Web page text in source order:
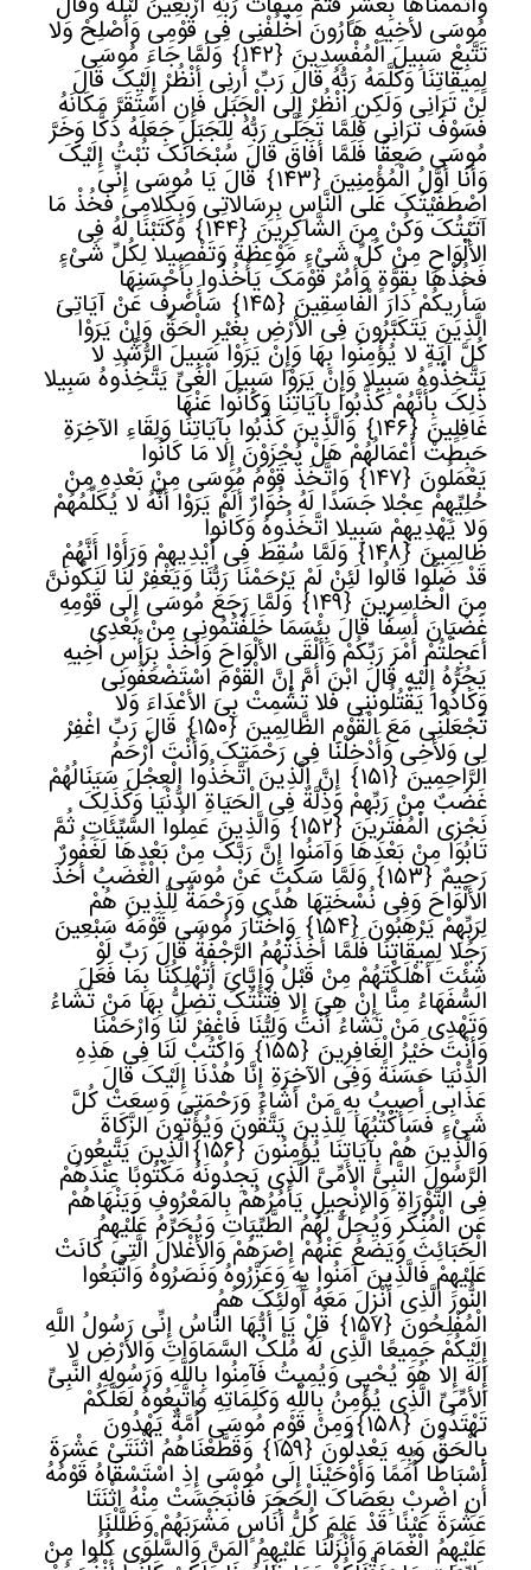
مُوسَى لأخِیهِ هَارُونَ اخْلُفْنِی فِی قَوْمِی وَأَصْلِحْ وَلا
تَتَّبِعْ سَبِیلَ الْمُفْسِدِینَ ﴿١٤٢﴾ وَلَمَّا جَاءَ مُوسَى
لِمِیقَاتِنَا وَکَلَّمَهُ رَبُّهُ قَالَ رَبِّ أَرِنِی أَنْظُرْ إِلَیْکَ قَالَ
لَنْ تَرَانِی وَلَکِنِ انْظُرْ إِلَى الْجَبَلِ فَإِنِ اسْتَقَرَّ مَکَانَهُ
فَسَوْفَ تَرَانِی فَلَمَّا تَجَلَّى رَبُّهُ لِلْجَبَلِ جَعَلَهُ دَکًّا وَخَرَّ
مُوسَى صَعِقًا فَلَمَّا أَفَاقَ قَالَ سُبْحَانَکَ تُبْتُ إِلَیْکَ
وَأَنَا أَوَّلُ الْمُؤْمِنِینَ﴿١٤٣﴾ قَالَ یَا مُوسَى إِنِّی
اصْطَفَیْتُکَ عَلَى النَّاسِ بِرِسَالاتِی وَبِکَلامِی فَخُذْ مَا
آتَیْتُکَ وَکُنْ مِنَ الشَّاکِرِینَ﴿١٤٤﴾ وَکَتَبْنَا لَهُ فِی
الألْوَاحِ مِنْ کُلِّ شَیْءٍ مَوْعِظَةً وَتَفْصِیلا لِکُلِّ شَیْءٍ
فَخُذْهَا بِقُوَّةٍ وَأْمُرْ قَوْمَکَ یَأْخُذُوا بِأَحْسَنِهَا
سَأُرِیکُمْ دَارَ الْفَاسِقِینَ ﴿١٤٥﴾ سَأَصْرِفُ عَنْ آیَاتِیَ
الَّذِینَ یَتَکَبَّرُونَ فِی الأرْضِ بِغَیْرِ الْحَقِّ وَإِنْ یَرَوْا
کُلَّ آیَةٍ لا یُؤْمِنُوا بِهَا وَإِنْ یَرَوْا سَبِیلَ الرُّشْدِ لا
یَتَّخِذُوهُ سَبِیلا وَإِنْ یَرَوْا سَبِیلَ الْغَیِّ یَتَّخِذُوهُ سَبِیلا
ذَلِکَ بِأَنَّهُمْ کَذَّبُوا بِآیَاتِنَا وَکَانُوا عَنْهَا
غَافِلِینَ ﴿١٤٦﴾ وَالَّذِینَ کَذَّبُوا بِآیَاتِنَا وَلِقَاءِ الآخِرَةِ
حَبِطَتْ أَعْمَالُهُمْ هَلْ یُجْزَوْنَ إِلا مَا کَانُوا
یَعْمَلُونَ ﴿١٤٧﴾ وَاتَّخَذَ قَوْمُ مُوسَى مِنْ بَعْدِهِ مِنْ
حُلِیِّهِمْ عِجْلا جَسَدًا لَهُ خُوَارٌ أَلَمْ یَرَوْا أَنَّهُ لا یُکَلِّمُهُمْ
وَلا یَهْدِیهِمْ سَبِیلا اتَّخَذُوهُ وَکَانُوا
ظَالِمِینَ﴿١٤٨﴾ وَلَمَّا سُقِطَ فِی أَیْدِیهِمْ وَرَأَوْا أَنَّهُمْ
قَدْ ضَلُّوا قَالُوا لَئِنْ لَمْ یَرْحَمْنَا رَبُّنَا وَیَغْفِرْ لَنَا لَنَکُونَنَّ
مِنَ الْخَاسِرِینَ ﴿١٤٩﴾ وَلَمَّا رَجَعَ مُوسَى إِلَى قَوْمِهِ
غَضْبَانَ أَسِفًا قَالَ بِئْسَمَا خَلَفْتُمُونِی مِنْ بَعْدِی
أَعَجِلْتُمْ أَمْرَ رَبِّکُمْ وَأَلْقَى الألْوَاحَ وَأَخَذَ بِرَأْسِ أَخِیهِ
یَجُرُّهُ إِلَیْهِ قَالَ ابْنَ أُمَّ إِنَّ الْقَوْمَ اسْتَضْعَفُونِی
وَکَادُوا یَقْتُلُونَنِی فَلا تُشْمِتْ بِیَ الأعْدَاءَ وَلا
تَجْعَلْنِی مَعَ الْقَوْمِ الظَّالِمِینَ ﴿١٥٠﴾ قَالَ رَبِّ اغْفِرْ
لِی وَلأخِی وَأَدْخِلْنَا فِی رَحْمَتِکَ وَأَنْتَ أَرْحَمُ
الرَّاحِمِینَ﴿١٥١﴾ إِنَّ الَّذِینَ اتَّخَذُوا الْعِجْلَ سَیَنَالُهُمْ
غَضَبٌ مِنْ رَبِّهِمْ وَذِلَّةٌ فِی الْحَیَاةِ الدُّنْیَا وَکَذَلِکَ
نَجْزِی الْمُفْتَرِینَ ﴿١٥٢﴾ وَالَّذِینَ عَمِلُوا السَّیِّئَاتِ ثُمَّ
تَابُوا مِنْ بَعْدِهَا وَآمَنُوا إِنَّ رَبَّکَ مِنْ بَعْدِهَا لَغَفُورٌ
رَحِیمٌ﴿١٥٣﴾ وَلَمَّا سَکَتَ عَنْ مُوسَى الْغَضَبُ أَخَذَ
الألْوَاحَ وَفِی نُسْخَتِهَا هُدًى وَرَحْمَةٌ لِلَّذِینَ هُمْ
لِرَبِّهِمْ یَرْهَبُونَ﴿١٥٤﴾ وَاخْتَارَ مُوسَى قَوْمَهُ سَبْعِینَ
رَجُلا لِمِیقَاتِنَا فَلَمَّا أَخَذَتْهُمُ الرَّجْفَةُ قَالَ رَبِّ لَوْ
شِئْتَ أَهْلَکْتَهُمْ مِنْ قَبْلُ وَإِیَّایَ أَتُهْلِکُنَا بِمَا فَعَلَ
السُّفَهَاءُ مِنَّا إِنْ هِیَ إِلا فِتْنَتُکَ تُضِلُّ بِهَا مَنْ تَشَاءُ
وَتَهْدِی مَنْ تَشَاءُ أَنْتَ وَلِیُّنَا فَاغْفِرْ لَنَا وَارْحَمْنَا
وَأَنْتَ خَیْرُ الْغَافِرِینَ ﴿١٥٥﴾ وَاکْتُبْ لَنَا فِی هَذِهِ
الدُّنْیَا حَسَنَةً وَفِی الآخِرَةِ إِنَّا هُدْنَا إِلَیْکَ قَالَ
عَذَابِی أُصِیبُ بِهِ مَنْ أَشَاءُ وَرَحْمَتِی وَسِعَتْ کُلَّ
شَیْءٍ فَسَأَکْتُبُهَا لِلَّذِینَ یَتَّقُونَ وَیُؤْتُونَ الزَّکَاةَ
وَالَّذِینَ هُمْ بِآیَاتِنَا یُؤْمِنُونَ﴿١٥٦﴾ الَّذِینَ یَتَّبِعُونَ
الرَّسُولَ النَّبِیَّ الأمِّیَّ الَّذِی یَجِدُونَهُ مَکْتُوبًا عِنْدَهُمْ
فِی التَّوْرَاةِ وَالإنْجِیلِ یَأْمُرُهُمْ بِالْمَعْرُوفِ وَیَنْهَاهُمْ
عَنِ الْمُنْکَرِ وَیُحِلُّ لَهُمُ الطَّیِّبَاتِ وَیُحَرِّمُ عَلَیْهِمُ
الْخَبَائِثَ وَیَضَعُ عَنْهُمْ إِصْرَهُمْ وَالأغْلالَ الَّتِی کَانَتْ
عَلَیْهِمْ فَالَّذِینَ آمَنُوا بِهِ وَعَزَّرُوهُ وَنَصَرُوهُ وَاتَّبَعُوا
النُّورَ الَّذِی أُنْزِلَ مَعَهُ أُولَئِکَ هُمُ
الْمُفْلِحُونَ ﴿١٥٧﴾ قُلْ یَا أَیُّهَا النَّاسُ إِنِّی رَسُولُ اللَّهِ
إِلَیْکُمْ جَمِیعًا الَّذِی لَهُ مُلْکُ السَّمَاوَاتِ وَالأرْضِ لا
إِلَهَ إِلا هُوَ یُحْیِی وَیُمِیتُ فَآمِنُوا بِاللَّهِ وَرَسُولِهِ النَّبِیِّ
الأمِّیِّ الَّذِی یُؤْمِنُ بِاللَّهِ وَکَلِمَاتِهِ وَاتَّبِعُوهُ لَعَلَّکُمْ
تَهْتَدُونَ ﴿١٥٨﴾ وَمِنْ قَوْمِ مُوسَى أُمَّةٌ یَهْدُونَ
بِالْحَقِّ وَبِهِ یَعْدِلُونَ﴿١٥٩﴾ وَقَطَّعْنَاهُمُ اثْنَتَیْ عَشْرَةَ
أَسْبَاطًا أُمَمًا وَأَوْحَیْنَا إِلَى مُوسَى إِذِ اسْتَسْقَاهُ قَوْمُهُ
أَنِ اضْرِبْ بِعَصَاکَ الْحَجَرَ فَانْبَجَسَتْ مِنْهُ اثْنَتَا
عَشْرَةَ عَیْنًا قَدْ عَلِمَ کُلُّ أُنَاسٍ مَشْرَبَهُمْ وَظَلَّلْنَا
عَلَیْهِمُ الْغَمَامَ وَأَنْزَلْنَا عَلَیْهِمُ الْمَنَّ وَالسَّلْوَى کُلُوا مِنْ